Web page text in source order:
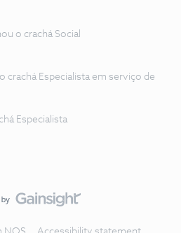
o crachá Social
crachá Especialista em serviço de
Especialista